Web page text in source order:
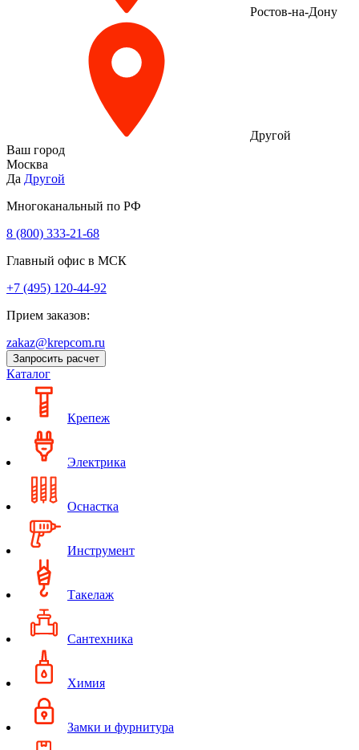
Ростов-на-Дону
Другой
Ваш город
Москва
Да Другой
Многоканальный по РФ
8 (800) 333‑21-68
Главный офис в МСК
+7 (495) 120-44-92
Прием заказов:
zakaz@krepcom.ru
Запросить расчет
Каталог
Крепеж
Электрика
Оснастка
Инструмент
Такелаж
Сантехника
Химия
Замки и фурнитура